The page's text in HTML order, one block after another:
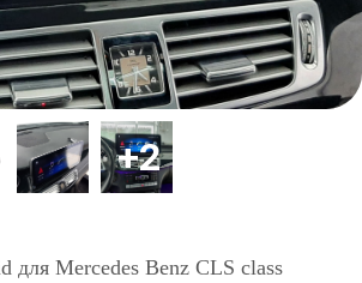
для Mercedes Benz CLS class